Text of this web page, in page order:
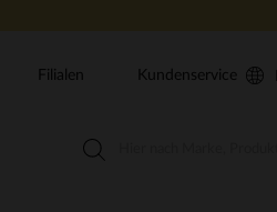
Filialen Kundenservice